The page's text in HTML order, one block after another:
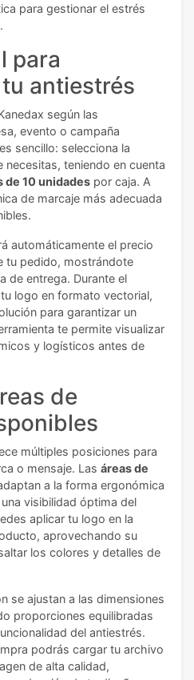
para gestionar el estrés
para
antiestrés
según las
evento o campaña
sencillo: selecciona la
necesitas, teniendo en cuenta
de 10 unidades por caja. A
de marcaje más adecuada
automáticamente el precio
tu pedido, mostrándote
de entrega. Durante el
logo en formato vectorial,
para garantizar un
te permite visualizar
y logísticos antes de
de
múltiples posiciones para
o mensaje. Las áreas de
a la forma ergonómica
visibilidad óptima del
aplicar tu logo en la
aprovechando su
los colores y detalles de
se ajustan a las dimensiones
proporciones equilibradas
del antiestrés.
podrás cargar tu archivo
de alta calidad,